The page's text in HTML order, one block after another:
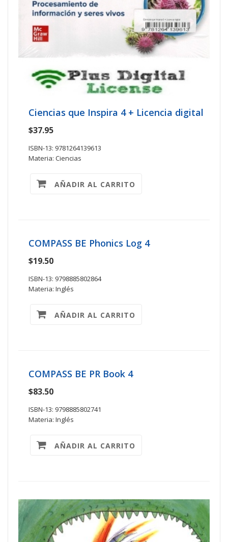
Ciencias que Inspira 4 + Licencia digital
$37.95
ISBN-13: 9781264139613
Materia: Ciencias
AÑADIR AL CARRITO
COMPASS BE Phonics Log 4
$19.50
ISBN-13: 9798885802864
Materia: Inglés
AÑADIR AL CARRITO
COMPASS BE PR Book 4
$83.50
ISBN-13: 9798885802741
Materia: Inglés
AÑADIR AL CARRITO